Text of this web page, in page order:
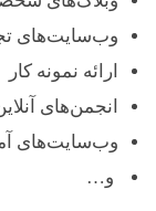
آ
م
ل
وب‌سایت‌های
ارائه نمونه کار
انجمن‌های
وب‌سایت‌های
و…